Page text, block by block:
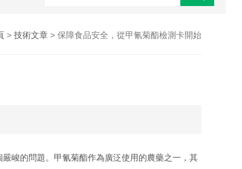
> 技術文章> 保障食品安全，從甲氰菊酯檢測卡開始
峻的問題。甲氰菊酯作為廣泛使用的農藥之一，其